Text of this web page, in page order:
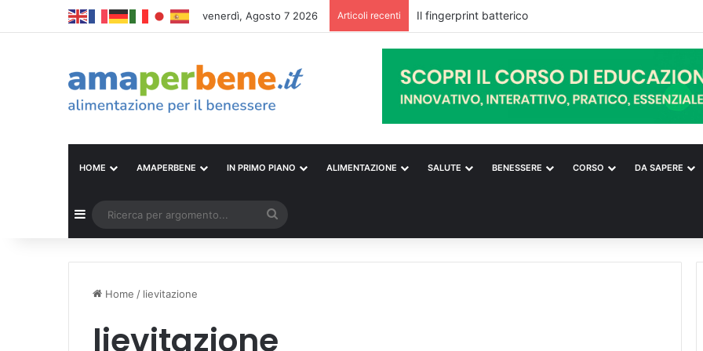
venerdì, Agosto 7 2026 Articoli recenti Il fingerprint batterico
HOME AMAPERBENE IN PRIMO PIANO ALIMENTAZIONE SALUTE BENESSERE CORSO DA SAPERE
Barra laterale
per
Home / lievitazione
lievitazione